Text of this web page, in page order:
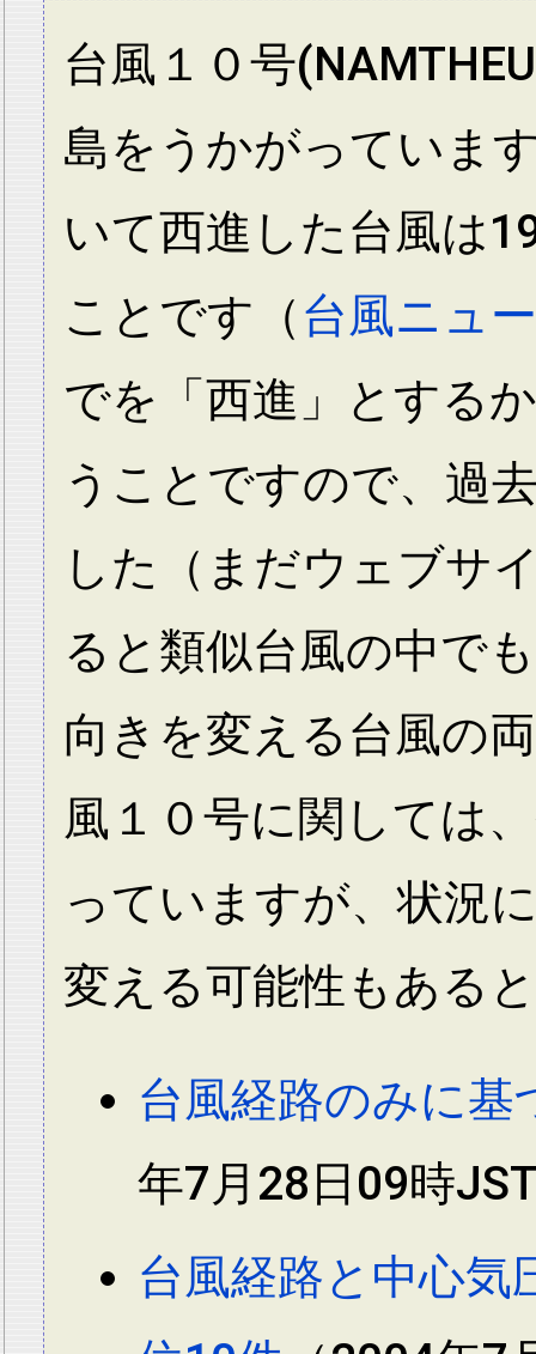
台風１０号
島をうかがっていま
いて西進した台風は
ことです（台風ニュ
でを「西進」とする
うことですので、過
した（まだウェブサ
ると類似台風の中で
向きを変える台風の
風１０号に関しては
っていますが、状況
変える可能性もある
台風経路のみに基
年7月28日09時
台風経路と中心気